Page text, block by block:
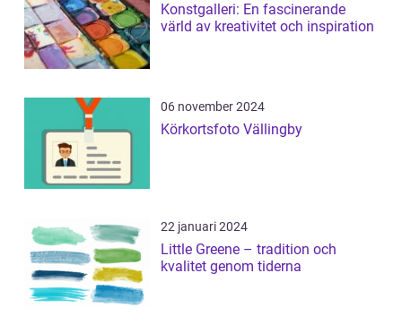
Konstgalleri: En fascinerande
värld av kreativitet och inspiration
06 november 2024
Körkortsfoto Vällingby
22 januari 2024
Little Greene – tradition och
kvalitet genom tiderna